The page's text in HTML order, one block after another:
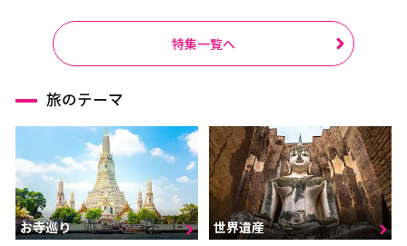
特集一覧へ
旅のテーマ
お寺巡り 世界遺産